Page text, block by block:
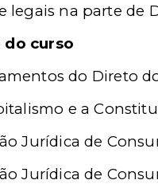
legais na parte de
do curso
do Direto
e a
Jurídica de
Jurídica de